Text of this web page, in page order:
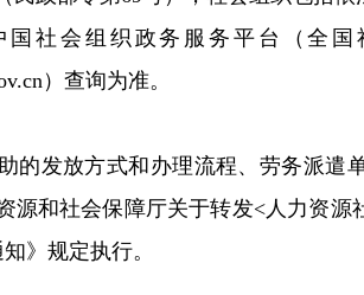
国社会组织政务服务平台（全
）查询为准。
的发放方式和办理流程、劳务派
源和社会保障厅关于转发<人力资
》规定执行。